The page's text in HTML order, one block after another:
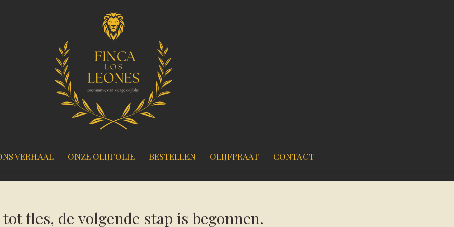
VERHAAL ONZE OLIJFOLIE BESTELLEN OLIJFPRAAT CONTACT
fles, de volgende stap is begonnen.